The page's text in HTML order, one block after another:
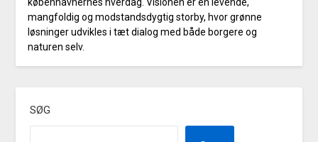
mangfoldig og modstandsdygtig storby, hvor grønne
løsninger udvikles i tæt dialog med både borgere og
naturen selv.
SØG